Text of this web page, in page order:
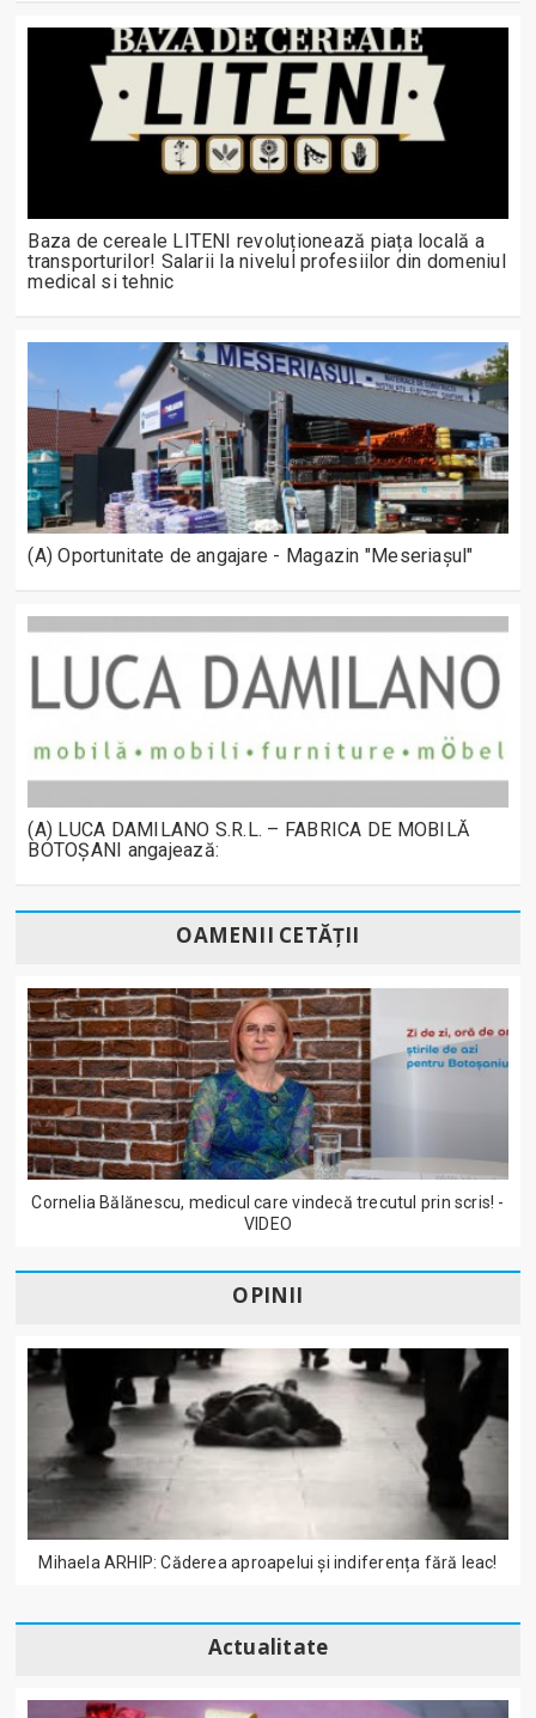
Baza de cereale LITENI revoluționează piața locală a
transporturilor! Salarii la nivelul profesiilor din domeniul
medical si tehnic
(A) Oportunitate de angajare - Magazin "Meseriașul"
(A) LUCA DAMILANO S.R.L. – FABRICA DE MOBILĂ
BOTOȘANI angajează:
OAMENII CETĂȚII
Cornelia Bălănescu, medicul care vindecă trecutul prin scris! -
VIDEO
OPINII
Mihaela ARHIP: Căderea aproapelui și indiferența fără leac!
Actualitate